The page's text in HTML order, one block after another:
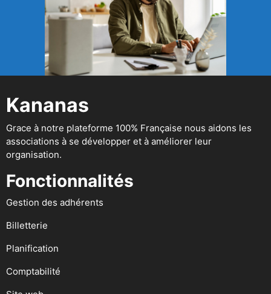
Kananas
Grace à notre plateforme 100% Française nous aidons les
associations à se développer et à améliorer leur
organisation.
Fonctionnalités
Gestion des adhérents
Billetterie
Planification
Comptabilité